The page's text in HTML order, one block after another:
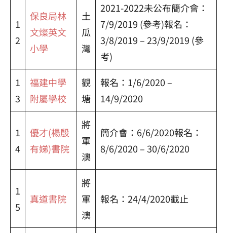
1
2
保良局林
文燦英文
小學
土
瓜
灣
2021-2022未公布簡介會：
7/9/2019 (參考)報名：
3/8/2019 – 23/9/2019 (參
考)
1
3
福建中學
附屬學校
觀
塘
報名：1/6/2020 –
14/9/2020
1
4
優才(楊殷
有娣)書院
將
軍
澳
簡介會：6/6/2020報名：
8/6/2020 – 30/6/2020
1
5
真道書院
將
軍
澳
報名：24/4/2020截止